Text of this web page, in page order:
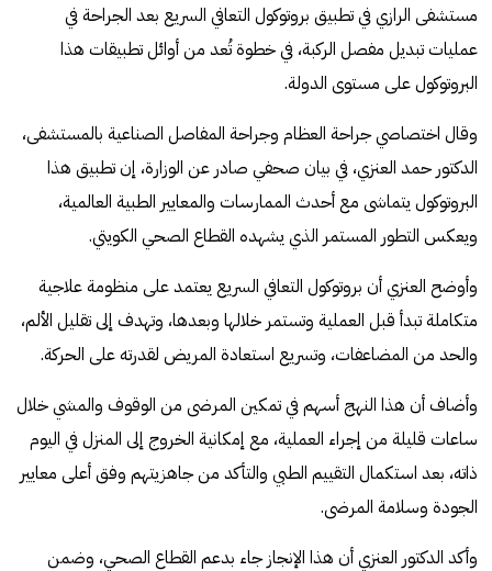
مستشفى الرازي في تطبيق بروتوكول التعافي السريع بعد الجراحة في
عمليات تبديل مفصل الركبة، في خطوة تُعد من أوائل تطبيقات هذا
البروتوكول على مستوى الدولة.
وقال اختصاصي جراحة العظام وجراحة المفاصل الصناعية بالمستشفى،
الدكتور حمد العنزي، في بيان صحفي صادر عن الوزارة، إن تطبيق هذا
البروتوكول يتماشى مع أحدث الممارسات والمعايير الطبية العالمية،
ويعكس التطور المستمر الذي يشهده القطاع الصحي الكويتي.
وأوضح العنزي أن بروتوكول التعافي السريع يعتمد على منظومة علاجية
متكاملة تبدأ قبل العملية وتستمر خلالها وبعدها، وتهدف إلى تقليل الألم،
والحد من المضاعفات، وتسريع استعادة المريض لقدرته على الحركة.
وأضاف أن هذا النهج أسهم في تمكين المرضى من الوقوف والمشي خلال
ساعات قليلة من إجراء العملية، مع إمكانية الخروج إلى المنزل في اليوم
ذاته، بعد استكمال التقييم الطبي والتأكد من جاهزيتهم وفق أعلى معايير
الجودة وسلامة المرضى.
وأكد الدكتور العنزي أن هذا الإنجاز جاء بدعم القطاع الصحي، وضمن